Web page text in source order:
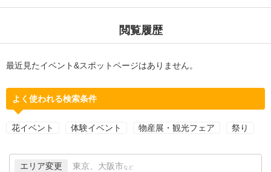
閲覧履歴
最近見たイベント&スポットページはありません。
よく使われる検索条件
花イベント 体験イベント 物産展・観光フェア 祭り
エリア変更 東京、大阪市 など